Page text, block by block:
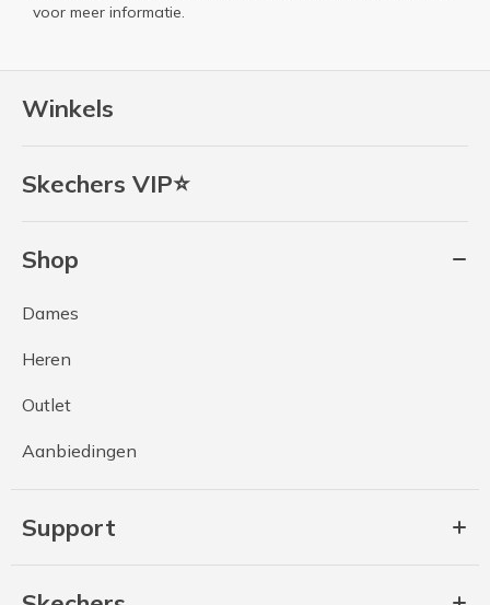
Winkels
Skechers VIP⭐
Shop
Dames
Heren
Outlet
Aanbiedingen
Support
voor meer informatie.